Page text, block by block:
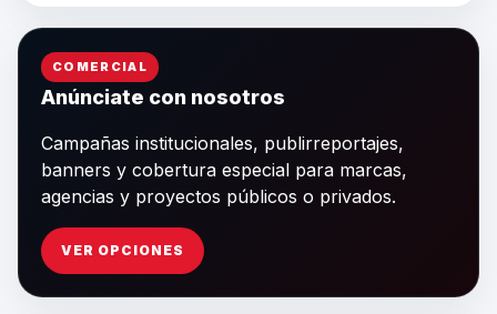
COMERCIAL
Anúnciate con nosotros
Campañas institucionales, publirreportajes,
banners y cobertura especial para marcas,
agencias y proyectos públicos o privados.
VER OPCIONES